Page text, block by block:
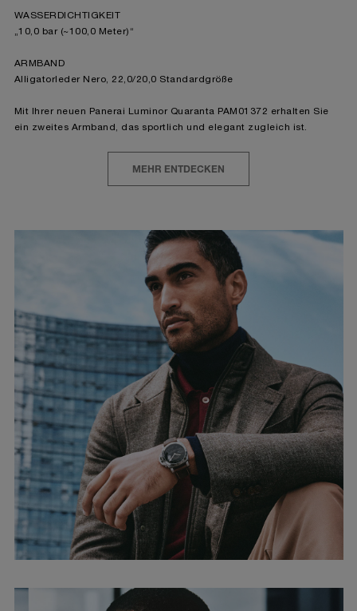
WASSERDICHTIGKEIT
„10,0 bar (~100,0 Meter)“
ARMBAND
Alligatorleder Nero, 22,0/20,0 Standardgröße
Mit Ihrer neuen Panerai Luminor Quaranta PAM01372 erhalten Sie
ein zweites Armband, das sportlich und elegant zugleich ist.
MEHR ENTDECKEN